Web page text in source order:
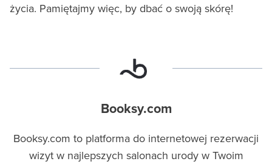
życia. Pamiętajmy więc, by dbać o swoją skórę!
Booksy.com
Booksy.com to platforma do internetowej rezerwacji
wizyt w najlepszych salonach urody w Twoim